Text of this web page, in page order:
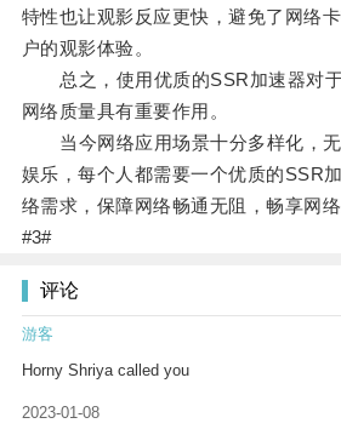
特性也让观影反应更快，避免了网络
户的观影体验。
总之，使用优质的SSR加速器对于
网络质量具有重要作用。
当今网络应用场景十分多样化，无
娱乐，每个人都需要一个优质的SSR
络需求，保障网络畅通无阻，畅享网络
#3#
评论
游客
Horny Shriya called you
2023-01-08